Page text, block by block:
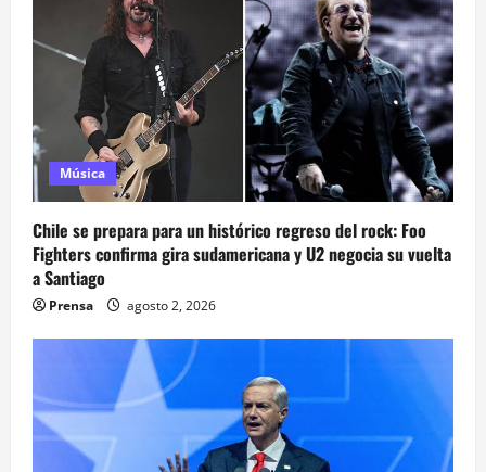
Música
Chile se prepara para un histórico regreso del rock: Foo
Fighters confirma gira sudamericana y U2 negocia su vuelta
a Santiago
Prensa agosto 2, 2026